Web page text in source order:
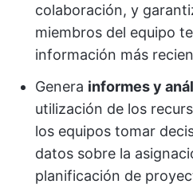
colaboración, y
miembros del equipo
información más
Genera informes y
utilización de los
los equipos tomar
datos sobre la
planificación de